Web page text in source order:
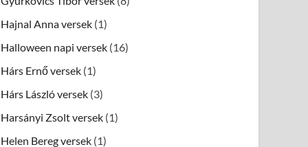
Hajnal Anna versek (1)
Halloween napi versek (16)
Hárs Ernő versek (1)
Hárs László versek (3)
Harsányi Zsolt versek (1)
Helen Bereg versek (1)